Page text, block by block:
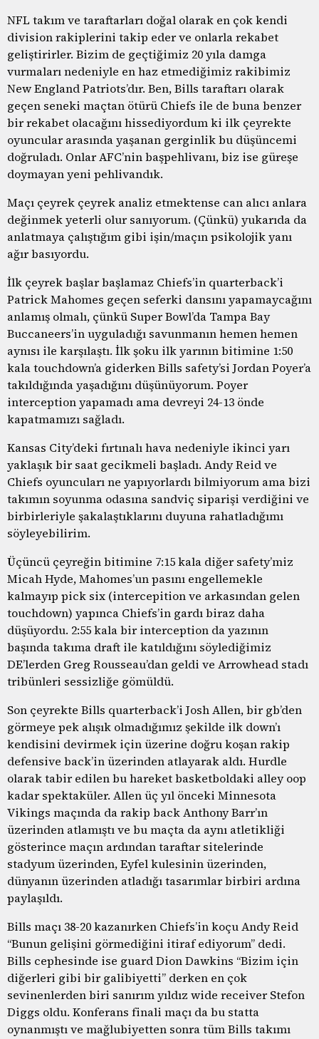
NFL takım ve taraftarları doğal olarak en çok kendi
division rakiplerini takip eder ve onlarla rekabet
geliştirirler. Bizim de geçtiğimiz 20 yıla damga
vurmaları nedeniyle en haz etmediğimiz rakibimiz
New England Patriots’dır. Ben, Bills taraftarı olarak
geçen seneki maçtan ötürü Chiefs ile de buna benzer
bir rekabet olacağını hissediyordum ki ilk çeyrekte
oyuncular arasında yaşanan gerginlik bu düşüncemi
doğruladı. Onlar AFC’nin başpehlivanı, biz ise güreşe
doymayan yeni pehlivandık.
Maçı çeyrek çeyrek analiz etmektense can alıcı anlara
değinmek yeterli olur sanıyorum. (Çünkü) yukarıda da
anlatmaya çalıştığım gibi işin/maçın psikolojik yanı
ağır basıyordu.
İlk çeyrek başlar başlamaz Chiefs’in quarterback’i
Patrick Mahomes geçen seferki dansını yapamaycağını
anlamış olmalı, çünkü Super Bowl’da Tampa Bay
Buccaneers’in uyguladığı savunmanın hemen hemen
aynısı ile karşılaştı. İlk şoku ilk yarının bitimine 1:50
kala touchdown’a giderken Bills safety’si Jordan Poyer’a
takıldığında yaşadığını düşünüyorum. Poyer
interception yapamadı ama devreyi 24-13 önde
kapatmamızı sağladı.
Kansas City’deki fırtınalı hava nedeniyle ikinci yarı
yaklaşık bir saat gecikmeli başladı. Andy Reid ve
Chiefs oyuncuları ne yapıyorlardı bilmiyorum ama bizi
takımın soyunma odasına sandviç siparişi verdiğini ve
birbirleriyle şakalaştıklarını duyuna rahatladığımı
söyleyebilirim.
Üçüncü çeyreğin bitimine 7:15 kala diğer safety’miz
Micah Hyde, Mahomes’un pasını engellemekle
kalmayıp pick six (intercepition ve arkasından gelen
touchdown) yapınca Chiefs’in gardı biraz daha
düşüyordu. 2:55 kala bir interception da yazının
başında takıma draft ile katıldığını söylediğimiz
DE’lerden Greg Rousseau’dan geldi ve Arrowhead stadı
tribünleri sessizliğe gömüldü.
Son çeyrekte Bills quarterback’i Josh Allen, bir gb’den
görmeye pek alışık olmadığımız şekilde ilk down’ı
kendisini devirmek için üzerine doğru koşan rakip
defensive back’in üzerinden atlayarak aldı. Hurdle
olarak tabir edilen bu hareket basketboldaki alley oop
kadar spektaküler. Allen üç yıl önceki Minnesota
Vikings maçında da rakip back Anthony Barr’ın
üzerinden atlamıştı ve bu maçta da aynı atletikliği
gösterince maçın ardından taraftar sitelerinde
stadyum üzerinden, Eyfel kulesinin üzerinden,
dünyanın üzerinden atladığı tasarımlar birbiri ardına
paylaşıldı.
Bills maçı 38-20 kazanırken Chiefs’in koçu Andy Reid
“Bunun gelişini görmediğini itiraf ediyorum” dedi.
Bills cephesinde ise guard Dion Dawkins “Bizim için
diğerleri gibi bir galibiyetti” derken en çok
sevinenlerden biri sanırım yıldız wide receiver Stefon
Diggs oldu. Konferans finali maçı da bu statta
oynanmıştı ve mağlubiyetten sonra tüm Bills takımı